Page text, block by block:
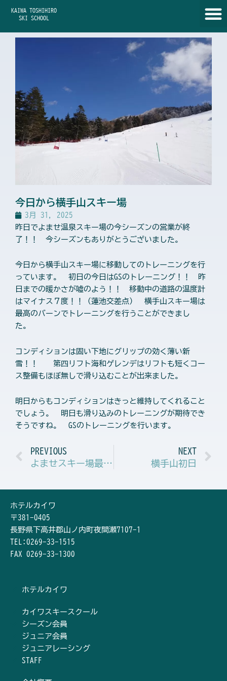
KAIWA TOSHIHIRO
SKI SCHOOL
今日から横手山スキー場
3月 31, 2025
昨日でよませ温泉スキー場の今シーズンの営業が終
了！！ 今シーズンもありがとうございました。
今日から横手山スキー場に移動してのトレーニングを行
っています。 初日の今日はGSのトレーニング！！ 昨
日までの暖かさが嘘のよう！！ 移動中の道路の温度計
はマイナス７度！！（蓮池交差点） 横手山スキー場は
最高のバーンでトレーニングを行うことができまし
た。
コンディションは固い下地にグリップの効く薄い新
雪！！ 第四リフト海和ゲレンデはリフトも短くコー
ス整備もほぼ無しで滑り込むことが出来ました。
明日からもコンディションはきっと維持してくれること
でしょう。 明日も滑り込みのトレーニングが期待でき
そうですね。 GSのトレーニングを行います。
Prev
PREVIOUS
よませスキー場最終日・・・有り難うございました！
NEXT
横手山初日
ホテルカイワ
〒381-0405
長野県下高井郡山ノ内町夜間瀬7107-1
TEL:0269-33-1515
FAX 0269-33-1300
ホテルカイワ
カイワスキースクール
シーズン会員
ジュニア会員
ジュニアレーシング
STAFF